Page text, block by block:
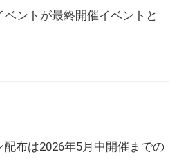
ントが最終開催イベントと
布は2026年5月中開催までの